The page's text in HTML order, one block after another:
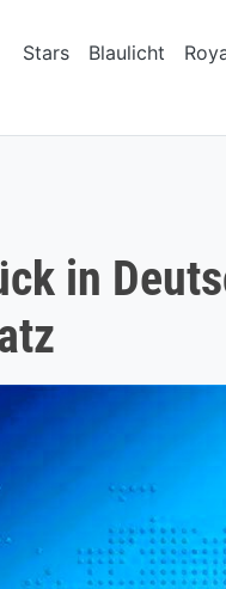
Stars Blaulicht
in